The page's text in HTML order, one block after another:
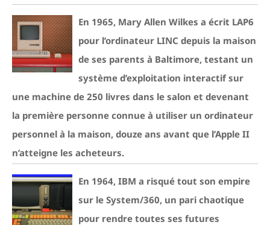
En 1965, Mary Allen Wilkes a écrit LAP6
pour l’ordinateur LINC depuis la maison
de ses parents à Baltimore, testant un
système d’exploitation interactif sur
une machine de 250 livres dans le salon et devenant
la première personne connue à utiliser un ordinateur
personnel à la maison, douze ans avant que l’Apple II
n’atteigne les acheteurs.
En 1964, IBM a risqué tout son empire
sur le System/360, un pari chaotique
pour rendre toutes ses futures